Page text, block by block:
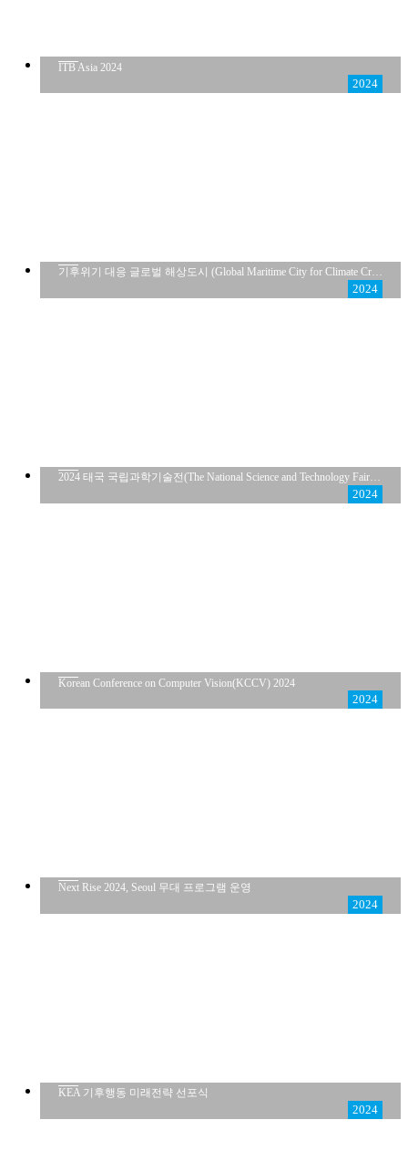
2024
ITB Asia 2024
2024
기후위기 대응 글로벌 해상도시 (Global Maritime City for Climate Crisis Response)
2024
2024 태국 국립과학기술전(The National Science and Technology Fair 2024)
2024
Korean Conference on Computer Vision(KCCV) 2024
2024
Next Rise 2024, Seoul 무대 프로그램 운영
2024
KEA 기후행동 미래전략 선포식